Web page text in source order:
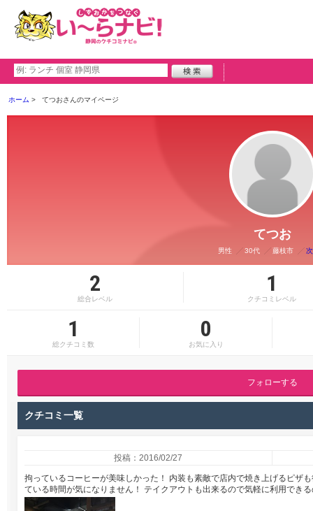
ホーム てつおさんのマイページ
てつお
男性 30代 藤枝市
2
総合レベル
1
クチコミレベル
1
総クチコミ数
0
お気に入り
フォローする
クチコミ一覧
投稿：2016/02/27
拘っているコーヒーが美味しかった！ 内装も素敵で店内で焼き上げるピザ
ている時間が気になりません！ テイクアウトも出来るので気軽に利用でき